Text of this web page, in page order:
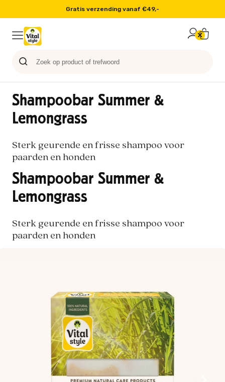
Gratis verzending vanaf €49,-
Probeer nu
Shampoobar Summer &
Lemongrass
Sterk geurende en frisse shampoo voor
paarden en honden
Shampoobar Summer &
Lemongrass
Sterk geurende en frisse shampoo voor
paarden en honden